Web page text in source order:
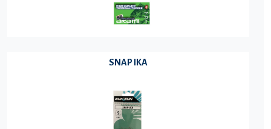
SNAP IKA